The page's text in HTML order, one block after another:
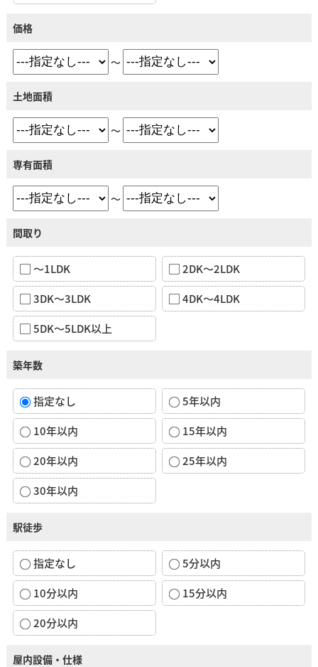
価格
～
土地面積
～
専有面積
～
間取り
～1LDK
2DK～2LDK
3DK～3LDK
4DK～4LDK
5DK～5LDK以上
築年数
指定なし
5年以内
10年以内
15年以内
20年以内
25年以内
30年以内
駅徒歩
指定なし
5分以内
10分以内
15分以内
20分以内
屋内設備・仕様